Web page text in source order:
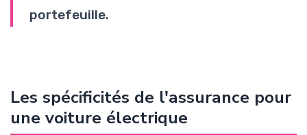
portefeuille.
Les spécificités de l'assurance pour
une voiture électrique